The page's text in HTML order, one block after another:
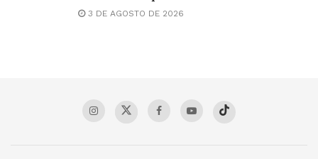
3 DE AGOSTO DE 2026